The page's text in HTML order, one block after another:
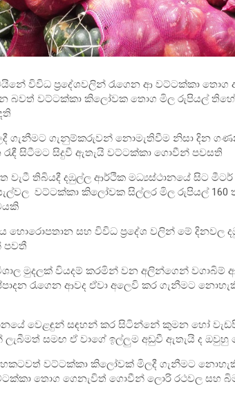
විවිධ ප්‍රදේශවලින් රැගෙන ආ වට්ටක්කා
බවත් වට්ටක්කා කිලෝවක තොග මිල රුපියල්
ගැනීමට ගැනුම්කරුවන් නොමැතිවීම නිසා දින
සිටීමට සිදුවී ඇතැයි වට්ටක්කා ගොවීන් පවසති
තිබියදී දඹුල්ල ආර්ථික මධ්‍යස්ථානයේ සිට
වට්ටක්කා කිලෝවක සිල්ලර මිල රුපියල් 160
හොරොපතාන සහ විවිධ ප්‍රදේශ වලින් මේ දිනවල
පවතී
මුදලක් වියදම් කරමින් වන අලින්ගෙන් වගාබිම්
රැගෙන ආවද ඒවා අලෙවි කර ගැනීමට
වෙළඳුන් සඳහන් කර සිටින්නේ කුමන හෝ
සමඟ ඒ වාගේ ඉල්ලුම අඩුවී ඇතැයි ද ඔවුහු
වට්ටක්කා කිලෝවක් මිලදී ගැනීමට
තොග ගෙනැවිත් ගොවීන් ලොරි රථවල සහ